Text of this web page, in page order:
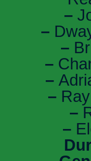
–
–
–
–
–
–
–
–